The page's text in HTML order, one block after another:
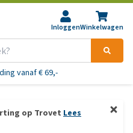
InloggenWinkelwagen
vanaf € 69,-
op Trovet Lees